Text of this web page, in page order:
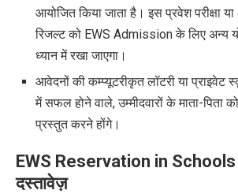
आयोजित किया जाता है। इस प्रवेश परीक्षा
रिजल्ट को EWS Admissionके लिए अन्य
ध्यान में रखा जाएगा।
आवेदनों की कम्प्यूटरीकृत लॉटरी या प्राइवेट
में सफल होने वाले,उम्मीदवारों के माता-पिता
प्रस्तुत करने होंगे।
EWS Reservation in Schools
दस्तावेज़